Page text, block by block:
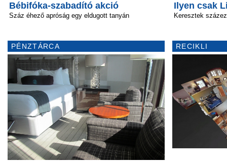
Bébifóka-szabadító akció
Száz éhező apróság egy eldugott tanyán
PÉNZTÁRCA
Ilyen csak
Keresztek
RECIKLI